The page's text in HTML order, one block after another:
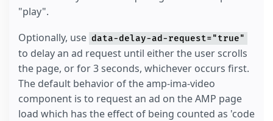
"play".
Optionally, use data-delay-ad-request="true"
to delay an ad request until either the user scrolls
the page, or for 3 seconds, whichever occurs first.
The default behavior of the amp-ima-video
component is to request an ad on the AMP page
load which has the effect of being counted as 'code